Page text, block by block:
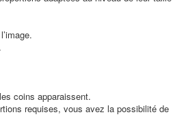
coins apparaissent.
requises, vous avez la possibilité de